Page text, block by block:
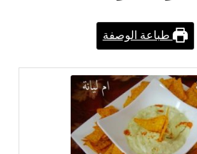
طباعة الوصفة